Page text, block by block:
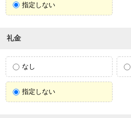
指定しない
礼金
なし
指定しない